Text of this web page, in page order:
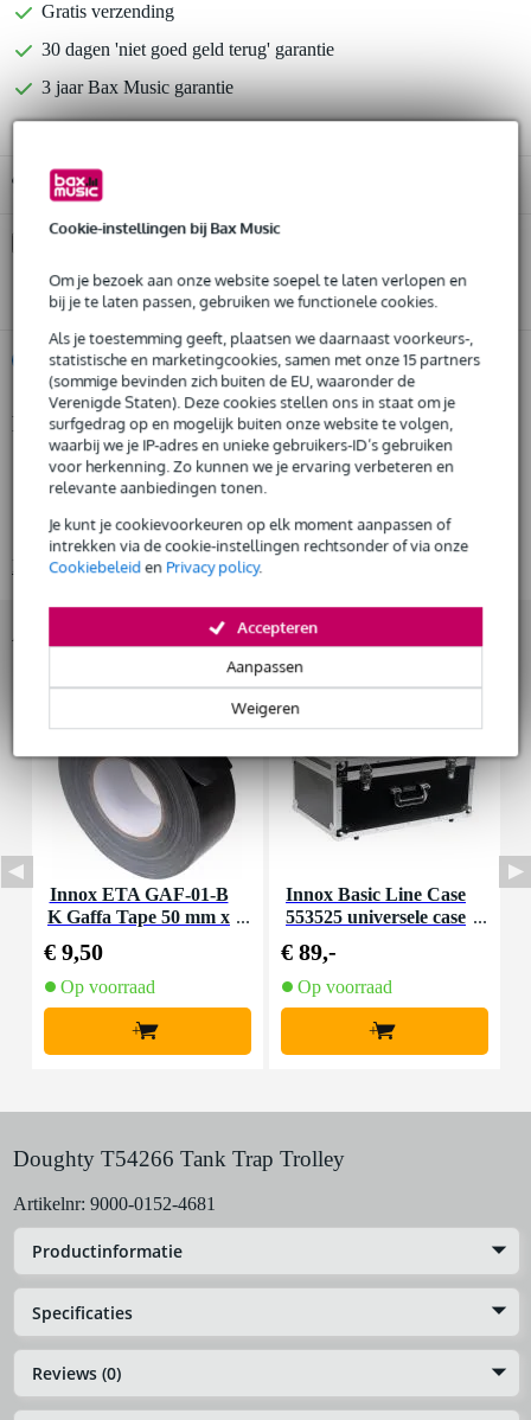
Cookie-instellingen bij Bax Music
Om je bezoek aan onze website soepel te laten verlopen en
bij je te laten passen, gebruiken we functionele cookies.
Als je toestemming geeft, plaatsen we daarnaast voorkeurs-,
statistische en marketingcookies, samen met onze 15 partners
(sommige bevinden zich buiten de EU, waaronder de
Verenigde Staten). Deze cookies stellen ons in staat om je
surfgedrag op en mogelijk buiten onze website te volgen,
waarbij we je IP-adres en unieke gebruikers-ID’s gebruiken
voor herkenning. Zo kunnen we je ervaring verbeteren en
relevante aanbiedingen tonen.
Je kunt je cookievoorkeuren op elk moment aanpassen of
intrekken via de cookie-instellingen rechtsonder of via onze
Cookiebeleiden Privacy policy.
Weigeren
Aanpassen
Accepteren
Gratis verzending
30 dagen 'niet goed geld terug' garantie
3 jaar Bax Music garantie
Gratis ophalen in de winkel
Kies nu voor 2 jaar extra Bax Music garantie en meer
€ 27,45 eenmalig
Huur dit product
Huur dit product al vanaf 39 euro per maand
Huur meerdere producten tegelijk: min. € 300,- en max.
€ 2.500,-
Gratisthuisbezorgd of op te halen in de winkel
Al na 4 maanden maandelijks opzegbaar
De mogelijkheid om je product(en) met korting te kopen
Snelle vervanging door Bax Music bij een defect
Huur dit product
Productinformatie
number of products: 1 trolley
geschikt voor: 10 x T54264 of T54265 tank traps
materialen: mild steel
Bekijk alle productspecificaties
Innox ETA GAF-01-B
K Gaffa Tape 50 mm x
€ 9,50
Op voorraad
+
Innox Basic Line Case
553525 universele case
€ 89,-
Op voorraad
+
Doughty T54266 Tank Trap Trolley
Artikelnr: 9000-0152-4681
Productinformatie
Specificaties
Reviews (0)